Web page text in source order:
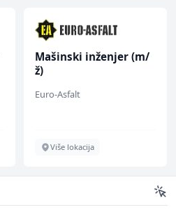
Mašinski inženjer (m/
ž)
Euro-Asfalt
Više lokacija